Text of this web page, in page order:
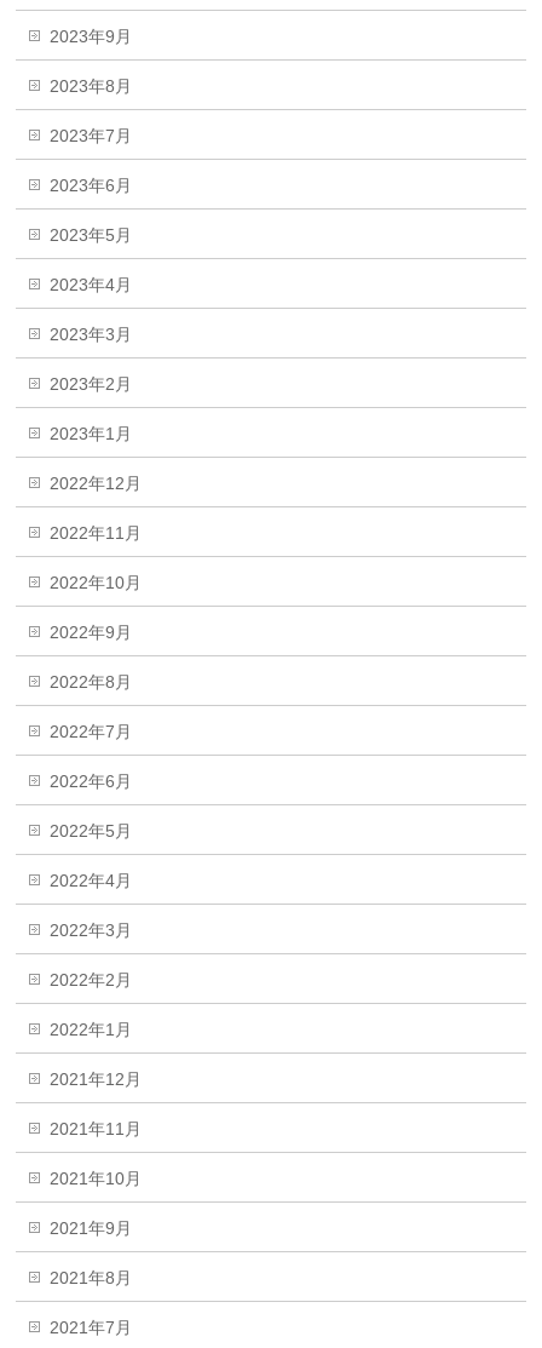
2023年9月
2023年8月
2023年7月
2023年6月
2023年5月
2023年4月
2023年3月
2023年2月
2023年1月
2022年12月
2022年11月
2022年10月
2022年9月
2022年8月
2022年7月
2022年6月
2022年5月
2022年4月
2022年3月
2022年2月
2022年1月
2021年12月
2021年11月
2021年10月
2021年9月
2021年8月
2021年7月